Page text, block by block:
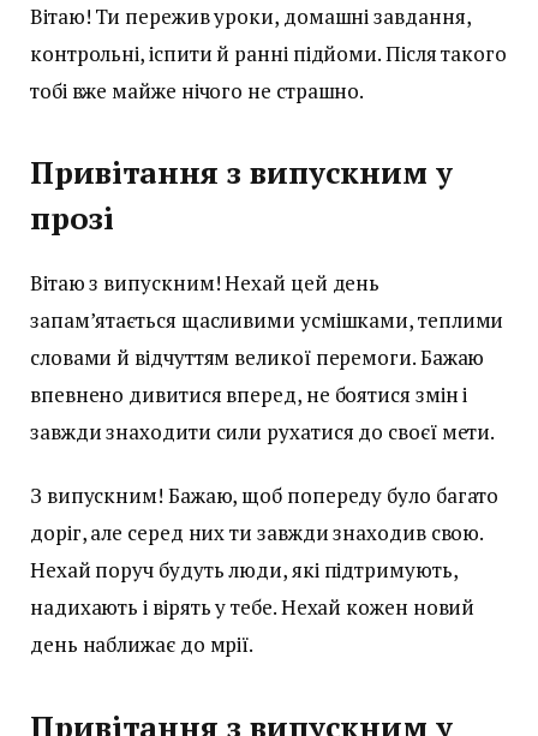
Вітаю! Ти пережив уроки, домашні завдання,
контрольні, іспити й ранні підйоми. Після такого
тобі вже майже нічого не страшно.
Привітання з випускним у
прозі
Вітаю з випускним! Нехай цей день
запам’ятається щасливими усмішками, теплими
словами й відчуттям великої перемоги. Бажаю
впевнено дивитися вперед, не боятися змін і
завжди знаходити сили рухатися до своєї мети.
З випускним! Бажаю, щоб попереду було багато
доріг, але серед них ти завжди знаходив свою.
Нехай поруч будуть люди, які підтримують,
надихають і вірять у тебе. Нехай кожен новий
день наближає до мрії.
Привітання з випускним у